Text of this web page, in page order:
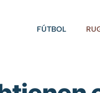
FÚTBOL